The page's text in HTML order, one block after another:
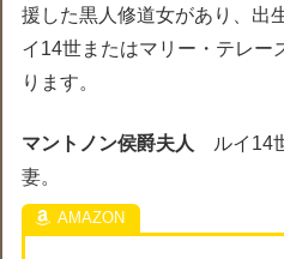
援した黒人修道女があり、出
イ14世またはマリー・テレー
ります。
マントノン侯爵夫人
ルイ14
妻。